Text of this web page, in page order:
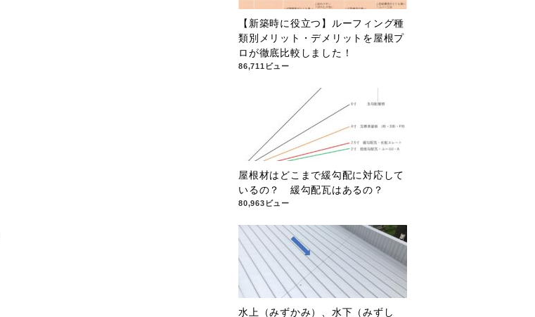
【新築時に役立つ】ルーフィング種
類別メリット・デメリットを屋根プ
ロが徹底比較しました！
86,711ビュー
屋根材はどこまで緩勾配に対応して
いるの？ 緩勾配瓦はあるの？
80,963ビュー
水上（みずかみ）、水下（みずし